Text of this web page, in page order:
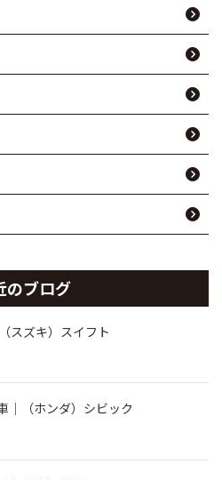
のブログ
スズキ）スイフト
｜（ホンダ）シビック